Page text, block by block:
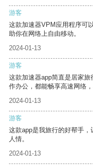
游客
这款加速器VPM应用程序可
助你在网络上自由移动。
2024-01-13
游客
这款加速器app简直是居家
作办公，都能畅享高速网络
2024-01-13
游客
这款app是我旅行的好帮手
人情。
2024-01-13